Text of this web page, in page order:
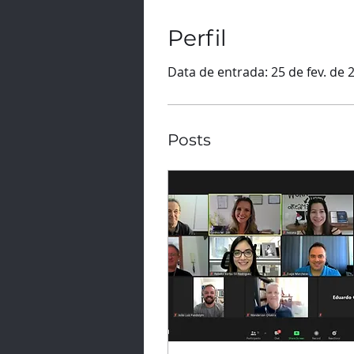
Perfil
Data de entrada: 25 de fev. de
Posts